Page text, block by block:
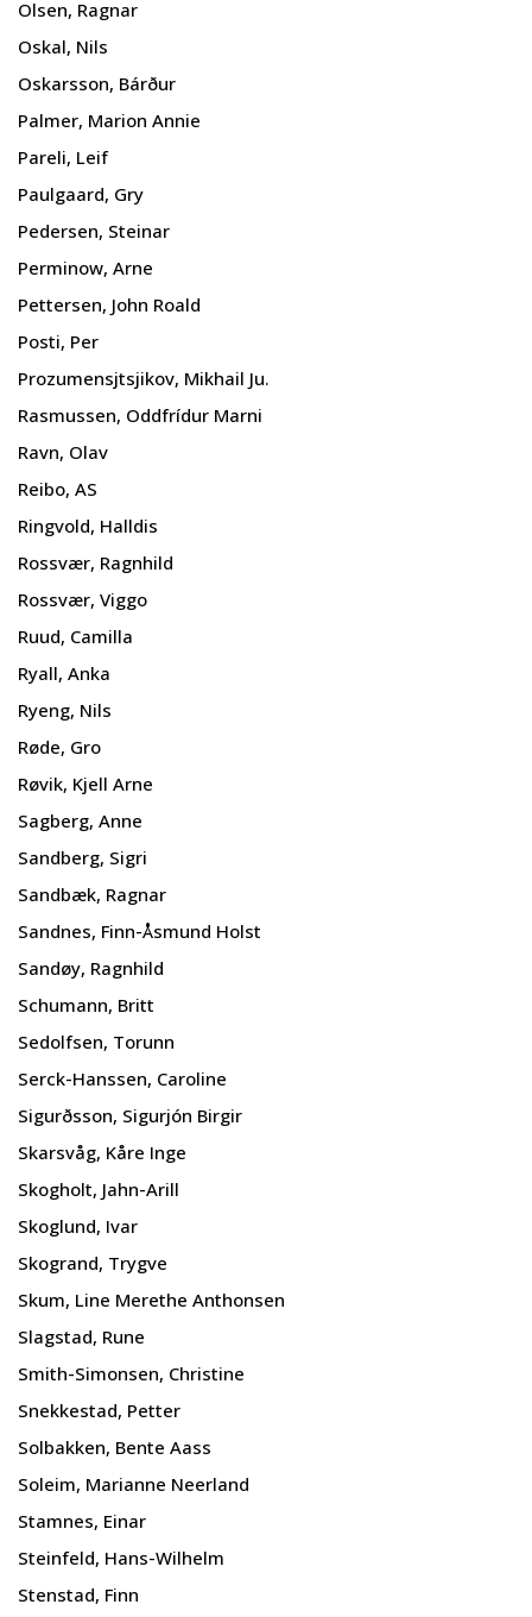
Olsen, Ragnar
Oskal, Nils
Oskarsson, Bárður
Palmer, Marion Annie
Pareli, Leif
Paulgaard, Gry
Pedersen, Steinar
Perminow, Arne
Pettersen, John Roald
Posti, Per
Prozumensjtsjikov, Mikhail Ju.
Rasmussen, Oddfrídur Marni
Ravn, Olav
Reibo, AS
Ringvold, Halldis
Rossvær, Ragnhild
Rossvær, Viggo
Ruud, Camilla
Ryall, Anka
Ryeng, Nils
Røde, Gro
Røvik, Kjell Arne
Sagberg, Anne
Sandberg, Sigri
Sandbæk, Ragnar
Sandnes, Finn-Åsmund Holst
Sandøy, Ragnhild
Schumann, Britt
Sedolfsen, Torunn
Serck-Hanssen, Caroline
Sigurðsson, Sigurjón Birgir
Skarsvåg, Kåre Inge
Skogholt, Jahn-Arill
Skoglund, Ivar
Skogrand, Trygve
Skum, Line Merethe Anthonsen
Slagstad, Rune
Smith-Simonsen, Christine
Snekkestad, Petter
Solbakken, Bente Aass
Soleim, Marianne Neerland
Stamnes, Einar
Steinfeld, Hans-Wilhelm
Stenstad, Finn